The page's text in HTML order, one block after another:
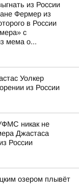
из России
Фермер из
в России
с
мема о...
Уолкер
из России
никак не
Джастаса
России
озером плывёт